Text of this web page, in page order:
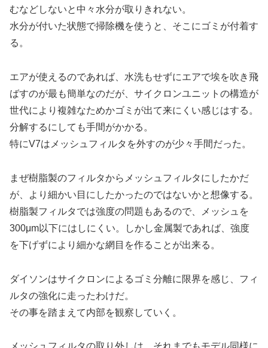
むなどしないと中々水分が取りきれない。
水分が付いた状態で掃除機を使うと、そこにゴミが付着す
る。
エアが使えるのであれば、水洗もせずにエアで埃を吹き飛
ばすのが最も簡単なのだが、サイクロンユニットの構造が
世代により複雑なためかゴミが出て来にくい感じはする。
分解するにしても手間がかかる。
特にV7はメッシュフィルタを外すのが少々手間だった。
まぜ樹脂製のフィルタからメッシュフィルタにしたかだ
が、より細かい目にしたかったのではないかと想像する。
樹脂製フィルタでは強度の問題もあるので、メッシュを
300μm以下にはしにくい。しかし金属製であれば、強度
を下げずにより細かな網目を作ることが出来る。
ダイソンはサイクロンによるゴミ分離に限界を感じ、フィ
ルタの強化に走ったわけだ。
その事を踏まえて内部を観察していく。